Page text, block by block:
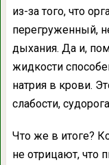
из-за того, что
перегруженный,
дыхания. Да и,
жидкости
натрия в крови.
слабости,
Что же в итоге?
не отрицают, что